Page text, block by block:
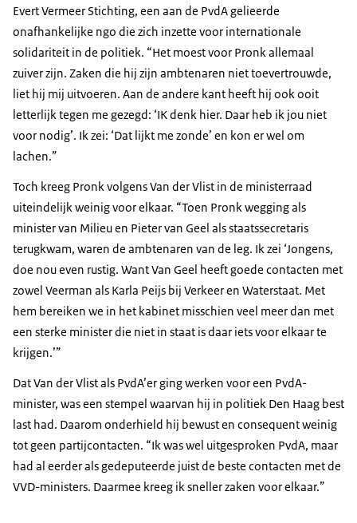
Evert Vermeer Stichting, een aan de PvdA gelieerde
onafhankelijke ngo die zich inzette voor internationale
solidariteit in de politiek. “Het moest voor Pronk allemaal
zuiver zijn. Zaken die hij zijn ambtenaren niet toevertrouwde,
liet hij mij uitvoeren. Aan de andere kant heeft hij ook ooit
letterlijk tegen me gezegd: ‘IK denk hier. Daar heb ik jou niet
voor nodig’. Ik zei: ‘Dat lijkt me zonde’ en kon er wel om
lachen.”
Toch kreeg Pronk volgens Van der Vlist in de ministerraad
uiteindelijk weinig voor elkaar. “Toen Pronk wegging als
minister van Milieu en Pieter van Geel als staatssecretaris
terugkwam, waren de ambtenaren van de leg. Ik zei ‘Jongens,
doe nou even rustig. Want Van Geel heeft goede contacten met
zowel Veerman als Karla Peijs bij Verkeer en Waterstaat. Met
hem bereiken we in het kabinet misschien veel meer dan met
een sterke minister die niet in staat is daar iets voor elkaar te
krijgen.’”
Dat Van der Vlist als PvdA’er ging werken voor een PvdA-
minister, was een stempel waarvan hij in politiek Den Haag best
last had. Daarom onderhield hij bewust en consequent weinig
tot geen partijcontacten. “Ik was wel uitgesproken PvdA, maar
had al eerder als gedeputeerde juist de beste contacten met de
VVD-ministers. Daarmee kreeg ik sneller zaken voor elkaar.”